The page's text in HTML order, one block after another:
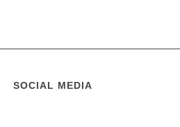
SOCIAL MEDIA